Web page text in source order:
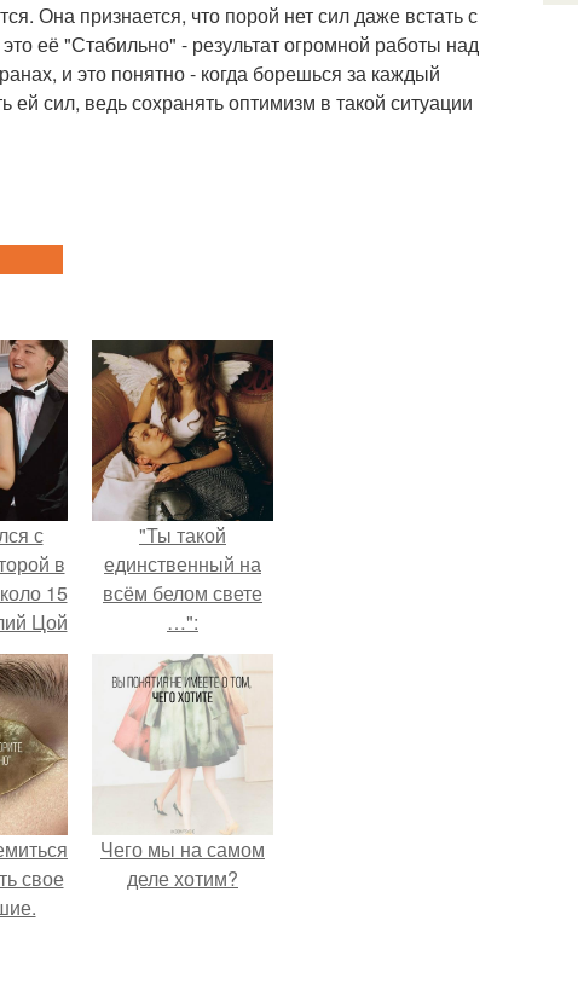
Она признается, что порой нет сил даже встать с
её "Стабильно" - результат огромной работы над
и это понятно - когда борешься за каждый
сил, ведь сохранять оптимизм в такой ситуации
с
в
15
Цой
"Ты такой
единственный на
всём белом свете
…":
свое
Чего мы на самом
деле хотим?